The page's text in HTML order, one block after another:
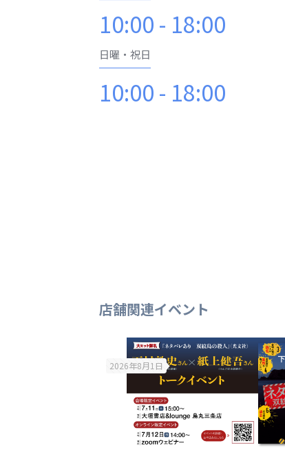
10:00 - 18:00
日曜・祝日
10:00 - 18:00
店舗関連イベント
2026年8月1日